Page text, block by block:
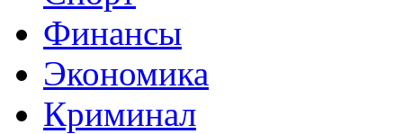
Финансы
Экономика
Криминал